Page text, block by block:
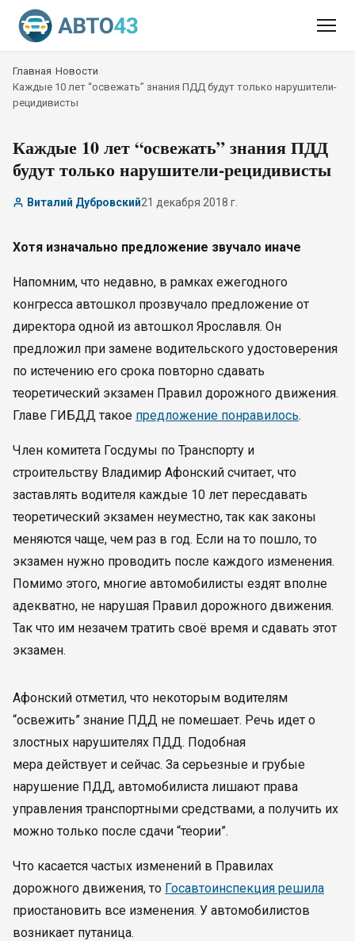
Главная Новости
Каждые 10 лет “освежать” знания ПДД будут только нарушители-
рецидивисты
Каждые 10 лет “освежать” знания ПДД
будут только нарушители-рецидивисты
Виталий Дубровский21 декабря 2018 г.
Хотя изначально предложение звучало иначе
Напомним, что недавно, в рамках ежегодного
конгресса автошкол прозвучало предложение от
директора одной из автошкол Ярославля. Он
предложил при замене водительского удостоверения
по истечению его срока повторно сдавать
теоретический экзамен Правил дорожного движения.
Главе ГИБДД такое предложение понравилось.
Член комитета Госдумы по Транспорту и
строительству Владимир Афонский считает, что
заставлять водителя каждые 10 лет пересдавать
теоретический экзамен неуместно, так как законы
меняются чаще, чем раз в год. Если на то пошло, то
экзамен нужно проводить после каждого изменения.
Помимо этого, многие автомобилисты ездят вполне
адекватно, не нарушая Правил дорожного движения.
Так что им незачем тратить своё время и сдавать этот
экзамен.
Афонский отметил, что некоторым водителям
“освежить” знание ПДД не помешает. Речь идет о
злостных нарушителях ПДД. Подобная
мера действует и сейчас. За серьезные и грубые
нарушение ПДД, автомобилиста лишают права
управления транспортными средствами, а получить их
можно только после сдачи “теории”.
Что касается частых изменений в Правилах
дорожного движения, то Госавтоинспекция решила
приостановить все изменения. У автомобилистов
возникает путаница.